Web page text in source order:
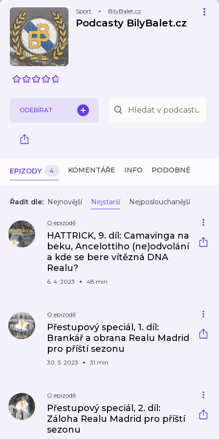
Sport BilyBalet.cz
Podcasty BilyBalet.cz
ODEBÍRAT
EPIZODY 4 KOMENTÁŘE INFO PODOBNÉ
Řadit dle: Nejnovější Nejstarší Nejposlouchanější
O epizodě
HATTRICK, 9. díl: Camavinga na
beku, Ancelottiho (ne)odvolání
a kde se bere vítězná DNA
Realu?
6. 4. 2023 48 min
O epizodě
Přestupový speciál, 1. díl:
Brankář a obrana Realu Madrid
pro příští sezonu
30. 5. 2023 31 min
O epizodě
Přestupový speciál, 2. díl:
Záloha Realu Madrid pro příští
sezonu